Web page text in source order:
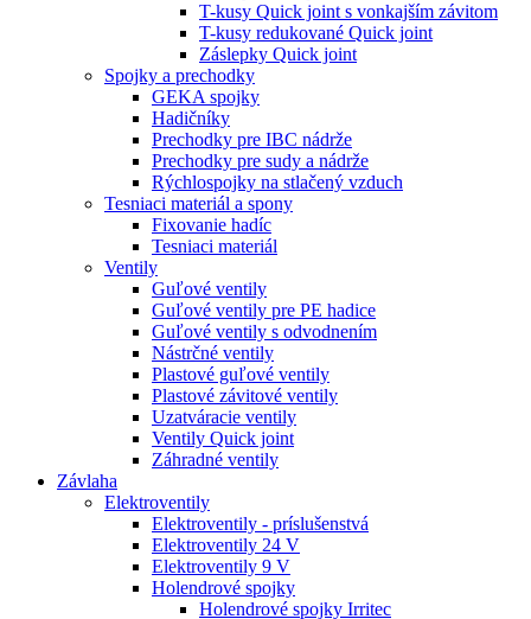
T-kusy Quick joint s vonkajším závitom
T-kusy redukované Quick joint
Záslepky Quick joint
Spojky a prechodky
GEKA spojky
Hadičníky
Prechodky pre IBC nádrže
Prechodky pre sudy a nádrže
Rýchlospojky na stlačený vzduch
Tesniaci materiál a spony
Fixovanie hadíc
Tesniaci materiál
Ventily
Guľové ventily
Guľové ventily pre PE hadice
Guľové ventily s odvodnením
Nástrčné ventily
Plastové guľové ventily
Plastové závitové ventily
Uzatváracie ventily
Ventily Quick joint
Záhradné ventily
Závlaha
Elektroventily
Elektroventily - príslušenstvá
Elektroventily 24 V
Elektroventily 9 V
Holendrové spojky
Holendrové spojky Irritec